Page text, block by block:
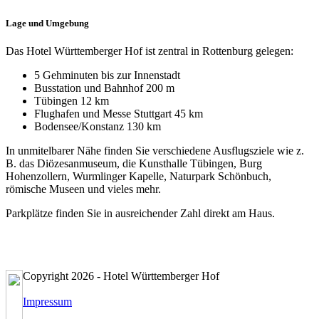
Lage und Umgebung
Das Hotel Württemberger Hof ist zentral in Rottenburg gelegen:
5 Gehminuten bis zur Innenstadt
Busstation und Bahnhof 200 m
Tübingen 12 km
Flughafen und Messe Stuttgart 45 km
Bodensee/Konstanz 130 km
In unmitelbarer Nähe finden Sie verschiedene Ausflugsziele wie z.
B. das Diözesanmuseum, die Kunsthalle Tübingen, Burg
Hohenzollern, Wurmlinger Kapelle, Naturpark Schönbuch,
römische Museen und vieles mehr.
Parkplätze finden Sie in ausreichender Zahl direkt am Haus.
Copyright 2026 - Hotel Württemberger Hof
Impressum